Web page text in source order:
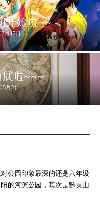
开始啦~~
7月12日
展啦~~~
5月2日
公园印象最深的还是六年级
的河滨公园，其次是黔灵山